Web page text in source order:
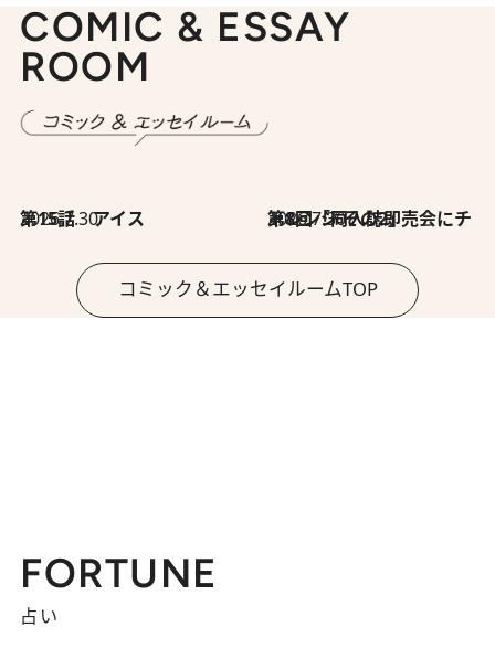
COMIC & ESSAY
ROOM
2026.7.30
第15話 アイス 2026.7.30
第8回「同人誌即売会にチャレンジ その2」
コミック＆エッセイルームTOP
FORTUNE
占い